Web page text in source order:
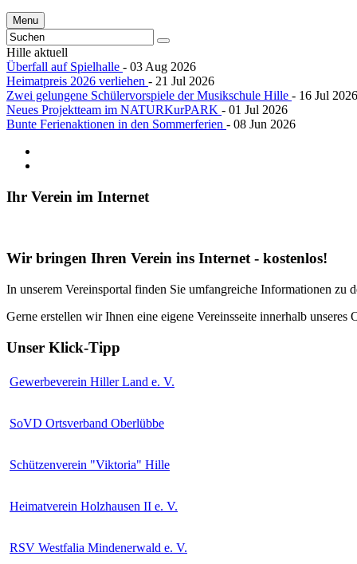
Menu
Hille aktuell
Überfall auf Spielhalle - 03 Aug 2026
Heimatpreis 2026 verliehen - 21 Jul 2026
Zwei gelungene Schülervorspiele der Musikschule Hille - 16 Jul 2026
Neues Projektteam im NATURKurPARK - 01 Jul 2026
Bunte Ferienaktionen in den Sommerferien - 08 Jun 2026
Ihr Verein im Internet
Wir bringen Ihren Verein ins Internet - kostenlos!
In unserem Vereinsportal finden Sie umfangreiche Informationen zu
Gerne erstellen wir Ihnen eine eigene Vereinsseite innerhalb
Unser Klick-Tipp
Gewerbeverein Hiller Land e. V.
SoVD Ortsverband Oberlübbe
Schützenverein "Viktoria" Hille
Heimatverein Holzhausen II e. V.
RSV Westfalia Mindenerwald e. V.